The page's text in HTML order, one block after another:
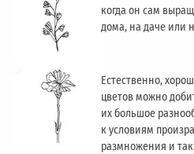
когда он сам
дома, на даче или
Естественно,
цветов можно
их большое
к условиям
размножения и